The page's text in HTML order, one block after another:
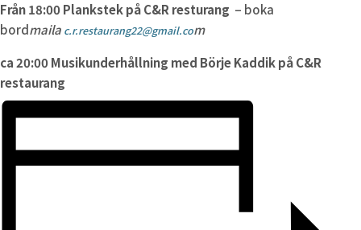
Från 18:00 Plankstek på C&R resturang – boka
bordmaila c.r.restaurang22@gmail.com
ca 20:00 Musikunderhållning med Börje Kaddik på C&R
restaurang